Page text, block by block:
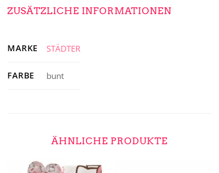
ZUSÄTZLICHE INFORMATIONEN
MARKE STÄDTER
FARBE bunt
ÄHNLICHE PRODUKTE